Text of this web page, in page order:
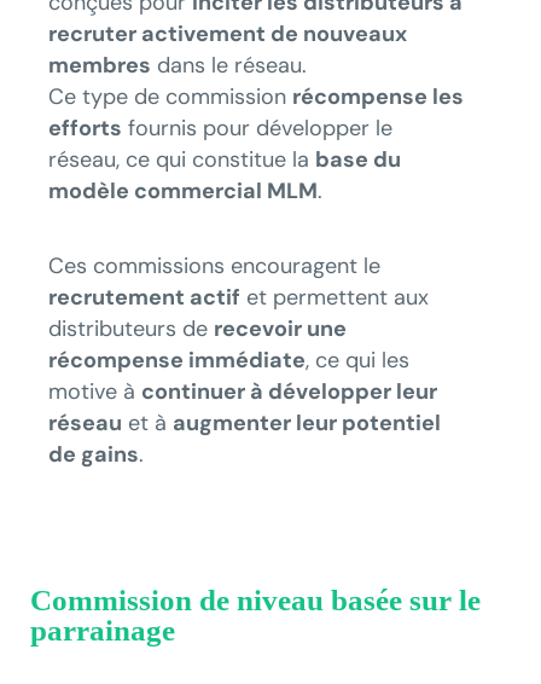
recruter activement de nouveaux
membres dans le réseau.
Ce type de commission récompense les
efforts fournis pour développer le
réseau, ce qui constitue la base du
modèle commercial MLM.
Ces commissions encouragent le
recrutement actif et permettent aux
distributeurs de recevoir une
récompense immédiate, ce qui les
motive à continuer à développer leur
réseau et à augmenter leur potentiel
de gains.
Commission de niveau basée sur le
parrainage